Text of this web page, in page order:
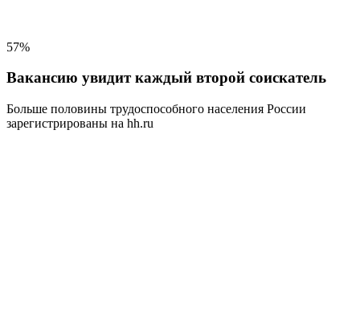
57%
Вакансию увидит каждый второй соискатель
Больше половины трудоспособного населения России
зарегистрированы на hh.ru